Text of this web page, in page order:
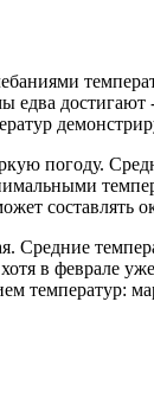
погоду.
составлять
Средние
в феврале
температур: